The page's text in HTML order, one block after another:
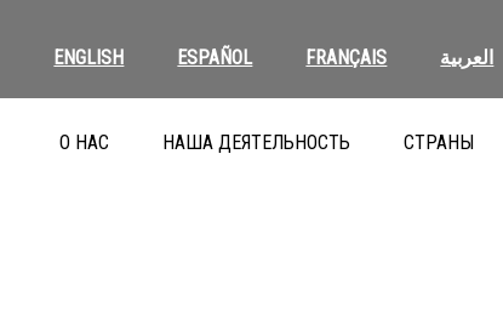
ENGLISH ESPAÑOL FRANÇAIS العربية
О НАС НАША ДЕЯТЕЛЬНОСТЬ СТРАНЫ